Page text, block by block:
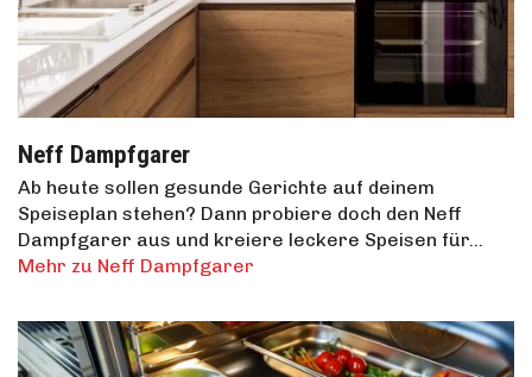
Neff Dampfgarer
Ab heute sollen gesunde Gerichte auf deinem
Speiseplan stehen? Dann probiere doch den Neff
Dampfgarer aus und kreiere leckere Speisen für…
Mehr zu Neff Dampfgarer